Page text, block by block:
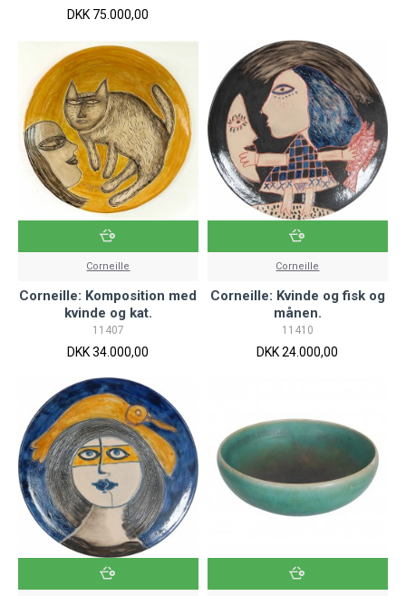
DKK 75.000,00
Corneille
Corneille: Komposition med
kvinde og kat.
11407
DKK 34.000,00
Corneille
Corneille: Kvinde og fisk og
månen.
11410
DKK 24.000,00